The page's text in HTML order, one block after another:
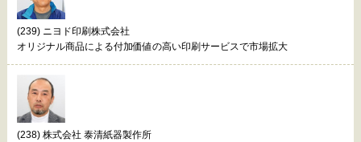
(239) ニヨド印刷株式会社
オリジナル商品による付加価値の高い印刷サービスで市場拡大
(238) 株式会社 泰清紙器製作所